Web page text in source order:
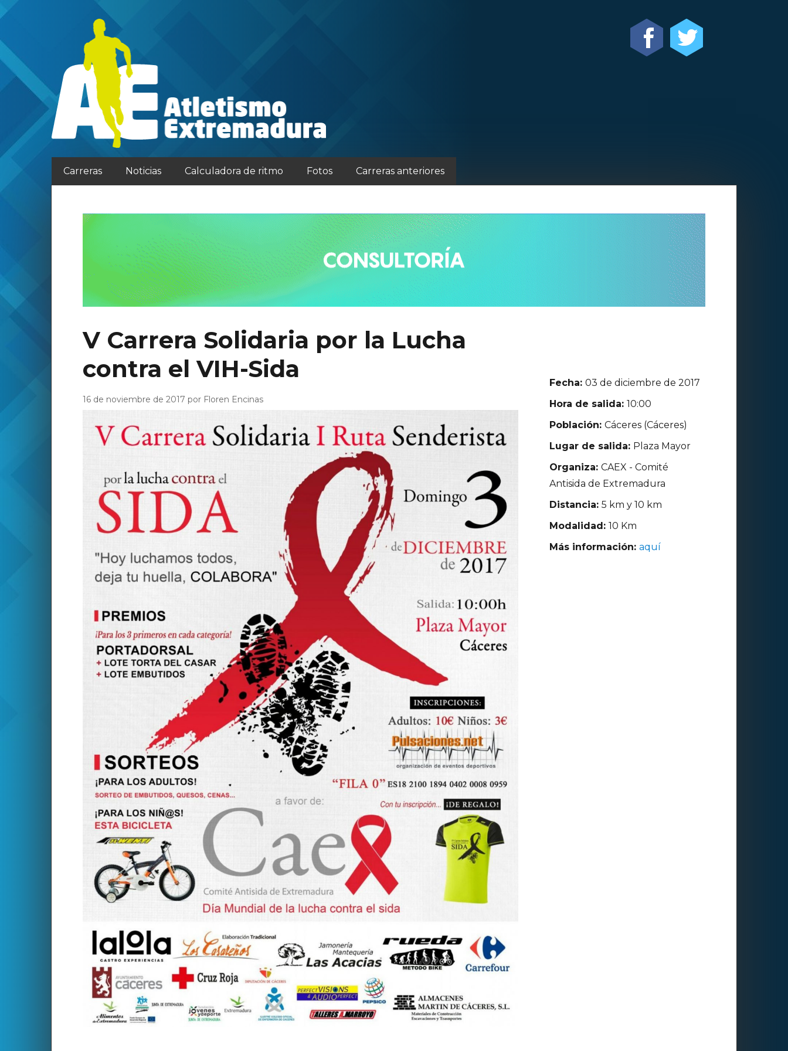
Carreras Noticias Calculadora de ritmo Fotos Carreras anteriores
V Carrera Solidaria por la Lucha
contra el VIH-Sida
16 de noviembre de 2017 por Floren Encinas
Fecha:03 de diciembre de 2017
Hora de salida:10:00
Población:Cáceres (Cáceres)
Lugar de salida: Plaza Mayor
Organiza:CAEX - Comité
Antisida de Extremadura
Distancia:5 km y 10 km
Modalidad:10 Km
Más información:aquí